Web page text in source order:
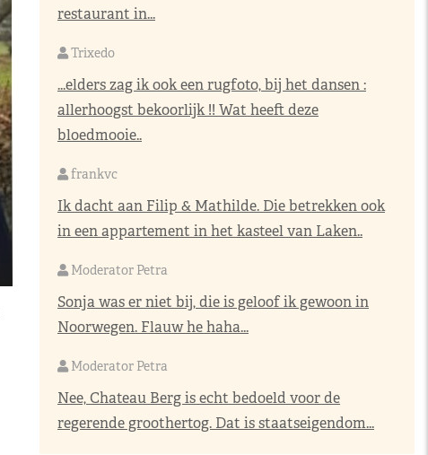
restaurant in...
Trixedo
...elders zag ik ook een rugfoto, bij het dansen :
allerhoogst bekoorlijk !! Wat heeft deze
bloedmooie..
frankvc
Ik dacht aan Filip & Mathilde. Die betrekken ook
in een appartement in het kasteel van Laken..
Moderator Petra
Sonja was er niet bij, die is geloof ik gewoon in
Noorwegen. Flauw he haha...
Moderator Petra
Nee, Chateau Berg is echt bedoeld voor de
regerende groothertog. Dat is staatseigendom...